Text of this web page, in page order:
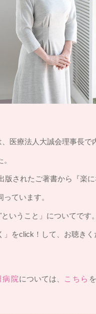
医療法人大誠会理事長で
されたご著書から『楽
ています。
いうこと」についてです
をclick！して、お聴きく
病院については、 こちら